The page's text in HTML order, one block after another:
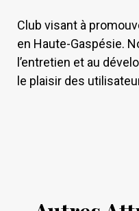
Club visant à
en Haute-Gaspésie.
l’entretien et au
le plaisir des